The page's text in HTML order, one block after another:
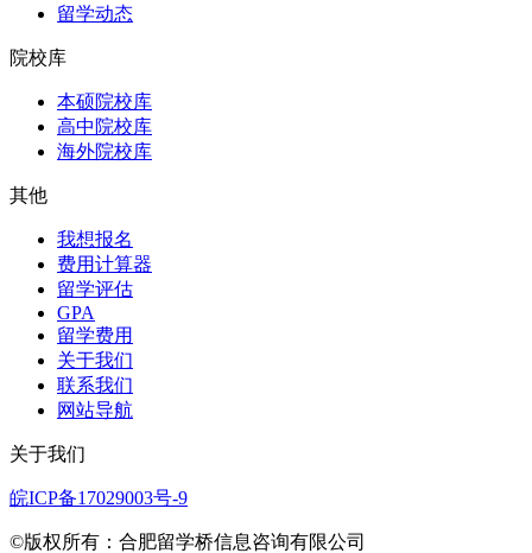
留学动态
院校库
本硕院校库
高中院校库
海外院校库
其他
我想报名
费用计算器
留学评估
GPA
留学费用
关于我们
联系我们
网站导航
关于我们
皖ICP备17029003号-9
©版权所有：合肥留学桥信息咨询有限公司